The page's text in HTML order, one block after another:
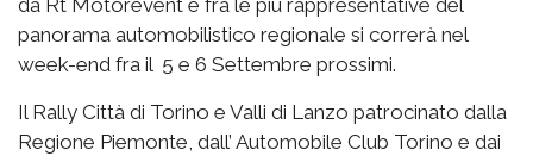
panorama automobilistico regionale si correrà nel
week-end fra il 5 e 6 Settembre prossimi.
Il Rally Città di Torino e Valli di Lanzo patrocinato dalla
Regione Piemonte, dall’ Automobile Club Torino e dai